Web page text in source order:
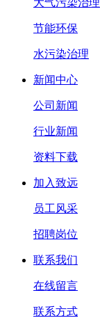
节能环保
水污染治理
新闻中心
公司新闻
行业新闻
资料下载
加入致远
员工风采
招聘岗位
联系我们
在线留言
联系方式